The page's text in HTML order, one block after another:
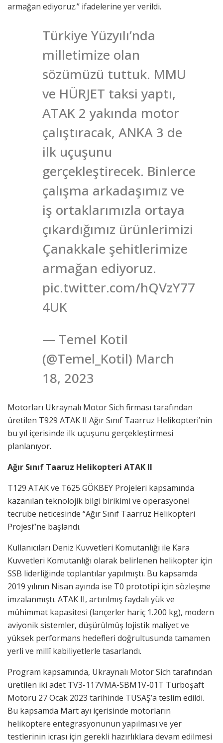
armağan ediyoruz.” ifadelerine yer verildi.
Türkiye Yüzyılı’nda
milletimize olan
sözümüzü tuttuk. MMU
ve HÜRJET taksi yaptı,
ATAK 2 yakında motor
çalıştıracak, ANKA 3 de
ilk uçuşunu
gerçekleştirecek. Binlerce
çalışma arkadaşımız ve
iş ortaklarımızla ortaya
çıkardığımız ürünlerimizi
Çanakkale şehitlerimize
armağan ediyoruz.
pic.twitter.com/hQVzY77
4UK
— Temel Kotil
(@Temel_Kotil) March
18, 2023
Motorları Ukraynalı Motor Sich firması tarafından
üretilen T929 ATAK II Ağır Sınıf Taarruz Helikopteri’nin
bu yıl içerisinde ilk uçuşunu gerçekleştirmesi
planlanıyor.
Ağır Sınıf Taaruz Helikopteri ATAK II
T129 ATAK ve T625 GÖKBEY Projeleri kapsamında
kazanılan teknolojik bilgi birikimi ve operasyonel
tecrübe neticesinde “Ağır Sınıf Taarruz Helikopteri
Projesi”ne başlandı.
Kullanıcıları Deniz Kuvvetleri Komutanlığı ile Kara
Kuvvetleri Komutanlığı olarak belirlenen helikopter için
SSB liderliğinde toplantılar yapılmıştı. Bu kapsamda
2019 yılının Nisan ayında ise T0 prototipi için sözleşme
imzalanmıştı. ATAK II, artırılmış faydalı yük ve
mühimmat kapasitesi (lançerler hariç 1.200 kg), modern
aviyonik sistemler, düşürülmüş lojistik maliyet ve
yüksek performans hedefleri doğrultusunda tamamen
yerli ve millî kabiliyetlerle tasarlandı.
Program kapsamında, Ukraynalı Motor Sich tarafından
üretilen iki adet TV3-117VMA-SBM1V-01T Turboşaft
Motoru 27 Ocak 2023 tarihinde TUSAŞ’a teslim edildi.
Bu kapsamda Mart ayı içerisinde motorların
helikoptere entegrasyonunun yapılması ve yer
testlerinin icrası için gerekli hazırlıklara devam edilmesi